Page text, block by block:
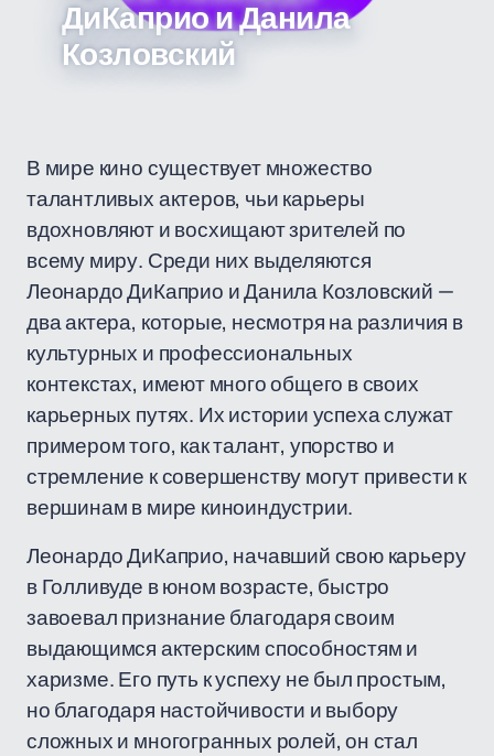
ДиКаприо и Данила
Козловский
В мире кино существует множество
талантливых актеров, чьи карьеры
вдохновляют и восхищают зрителей по
всему миру. Среди них выделяются
Леонардо ДиКаприо и Данила Козловский —
два актера, которые, несмотря на различия в
культурных и профессиональных
контекстах, имеют много общего в своих
карьерных путях. Их истории успеха служат
примером того, как талант, упорство и
стремление к совершенству могут привести к
вершинам в мире киноиндустрии.
Леонардо ДиКаприо, начавший свою карьеру
в Голливуде в юном возрасте, быстро
завоевал признание благодаря своим
выдающимся актерским способностям и
харизме. Его путь к успеху не был простым,
но благодаря настойчивости и выбору
сложных и многогранных ролей, он стал